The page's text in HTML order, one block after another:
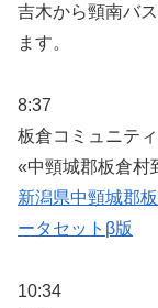
吉木から頸南バ
ます。
8:37
板倉コミュニテ
«中頸城郡板倉
新潟県中頸城郡
ータセットβ版
10:34